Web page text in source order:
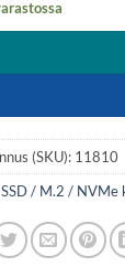
(SKU): 11810
SSD / M.2 / NVMe